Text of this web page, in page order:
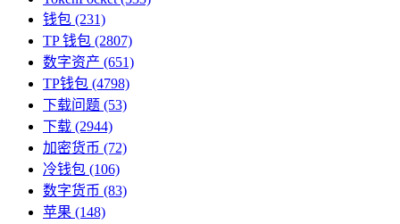
钱包 (231)
TP 钱包 (2807)
数字资产 (651)
TP钱包 (4798)
下载问题 (53)
下载 (2944)
加密货币 (72)
冷钱包 (106)
数字货币 (83)
苹果 (148)